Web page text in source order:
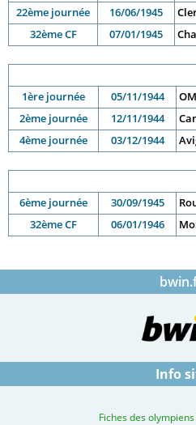
22ème journée
16/06/1945
32ème CF
07/01/1945
1ère journée
05/11/1944
2ème journée
12/11/1944
4ème journée
03/12/1944
6ème journée
30/09/1945
32ème CF
06/01/1946
Info
Fiches des